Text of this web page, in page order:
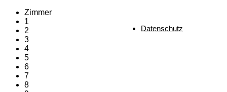
Datenschutz
Zimmer
1
2
3
4
5
6
7
8